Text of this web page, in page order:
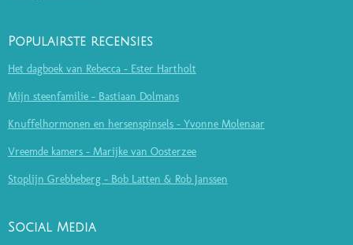
Populairste recensies
Het dagboek van Rebecca - Ester Hartholt
Mijn steenfamilie - Bastiaan Dolmans
Knuffelhormonen en hersenspinsels - Yvonne Molenaar
Vreemde kamers - Marijke van Oosterzee
Stoplijn Grebbeberg - Bob Latten & Rob Janssen
Social Media